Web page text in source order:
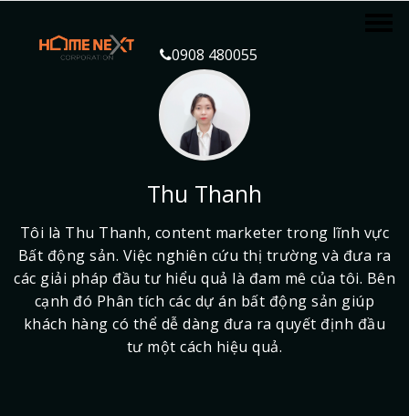
0908 480055
Thu Thanh
Tôi là Thu Thanh, content marketer trong lĩnh vực
Bất động sản. Việc nghiên cứu thị trường và đưa ra
các giải pháp đầu tư hiểu quả là đam mê của tôi. Bên
cạnh đó Phân tích các dự án bất động sản giúp
khách hàng có thể dễ dàng đưa ra quyết định đầu
tư một cách hiệu quả.